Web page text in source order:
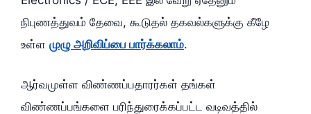
நிபுணத்துவம் தேவை, கூடுதல் தகவல்களுக்கு கீழே
உள்ள முழு அறிவிப்பை பார்க்கலாம்.
ஆர்வமுள்ள விண்ணப்பதாரர்கள் தங்கள்
விண்ணப்பங்களை பரிந்துரைக்கப்பட்ட வடிவத்தில்